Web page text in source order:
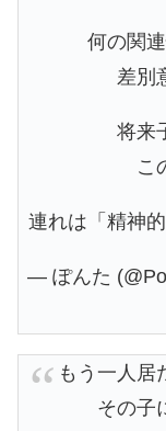
何の関
差別
将来
こ
連れは「精神
— ぽんた
もう一人居
その子